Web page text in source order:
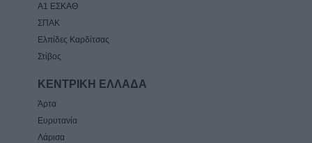
Α1 ΕΣΚΑΘ
ΣΠΑΚ
Ελπίδες Καρδίτσας
Στίβος
ΚΕΝΤΡΙΚΗ ΕΛΛΑΔΑ
Άρτα
Ευρυτανία
Λάρισα